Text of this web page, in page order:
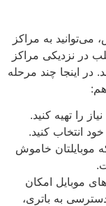
به مراکز
در نزدیکی مراکز
در اینجا چند مرحله
را تهیه کنید.
انتخاب کنید.
خاموش
موبایل امکان
به باتری،